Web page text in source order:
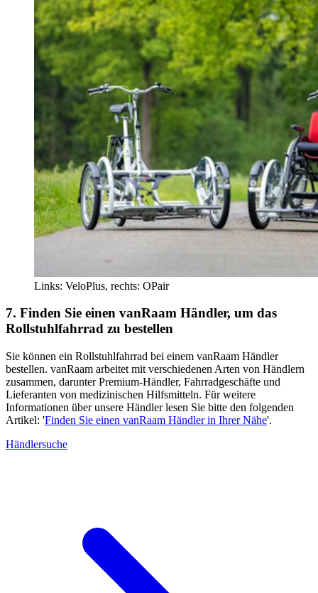
Links: VeloPlus, rechts: OPair
7. Finden Sie einen vanRaam Händler, um das
Rollstuhlfahrrad zu bestellen
Sie können ein Rollstuhlfahrrad bei einem vanRaam Händler
bestellen. vanRaam arbeitet mit verschiedenen Arten von Händlern
zusammen, darunter Premium-Händler, Fahrradgeschäfte und
Lieferanten von medizinischen Hilfsmitteln. Für weitere
Informationen über unsere Händler lesen Sie bitte den folgenden
Artikel: 'Finden Sie einen vanRaam Händler in Ihrer Nähe'.
Händlersuche